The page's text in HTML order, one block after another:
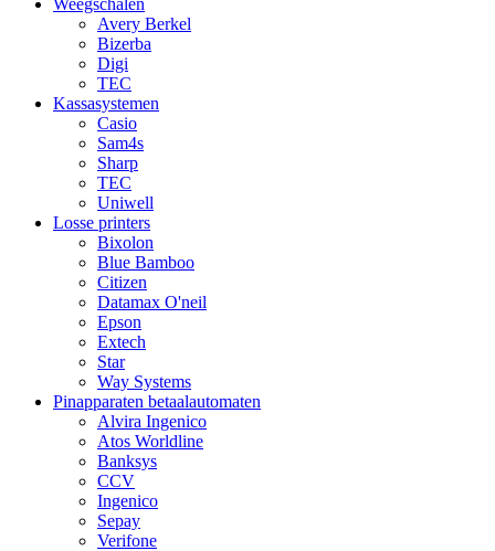
Avery Berkel
Bizerba
Digi
TEC
Kassasystemen
Casio
Sam4s
Sharp
TEC
Uniwell
Losse printers
Bixolon
Blue Bamboo
Citizen
Datamax O'neil
Epson
Extech
Star
Way Systems
Pinapparaten betaalautomaten
Alvira Ingenico
Atos Worldline
Banksys
CCV
Ingenico
Sepay
Verifone